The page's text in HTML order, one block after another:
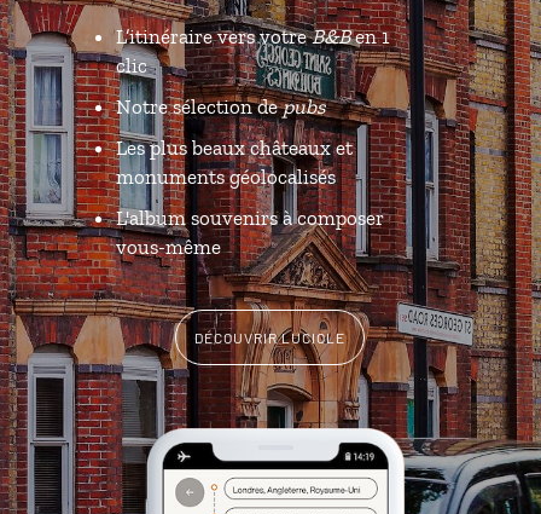
L’itinéraire vers votreB&Ben 1
clic
Notre sélection depubs
Les plus beaux châteaux et
monuments géolocalisés
L'album souvenirs à composer
vous-même
DÉCOUVRIR LUCIOLE